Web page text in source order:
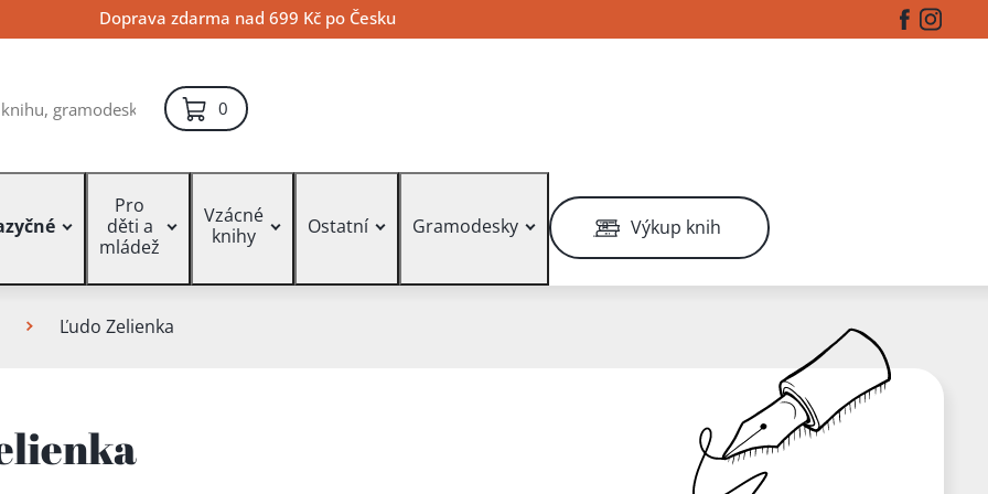
Doprava zdarma nad 699 Kč po Česku Facebook
0položek – košík
Pro
děti a
mládež
Vzácné
knihy
Ostatní Gramodesky Výkup knih
Ľudo Zelienka